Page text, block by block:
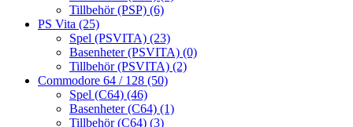
Tillbehör (PSP) (6)
PS Vita (25)
Spel (PSVITA) (23)
Basenheter (PSVITA) (0)
Tillbehör (PSVITA) (2)
Commodore 64 / 128 (50)
Spel (C64) (46)
Basenheter (C64) (1)
Tillbehör (C64) (3)